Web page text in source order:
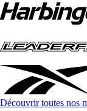
Découvrir toutes nos